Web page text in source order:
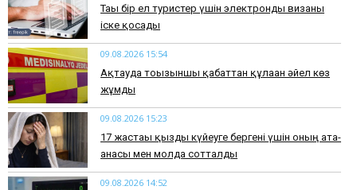
Тағы бір ел туристер үшін электронды визаны
іске қосады
09.08.2026 15:54
Ақтауда тоғызыншы қабаттан құлаған әйел көз
жұмды
09.08.2026 15:23
17 жастағы қызды күйеуге бергені үшін оның ата-
анасы мен молда сотталды
09.08.2026 14:52